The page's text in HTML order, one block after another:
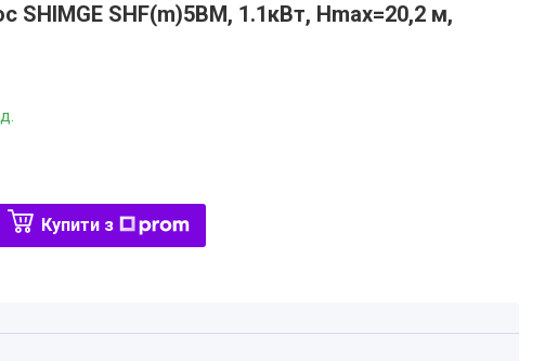
SHIMGE SHF(m)5BM, 1.1кВт, Нmax=20,2 м,
Купити з